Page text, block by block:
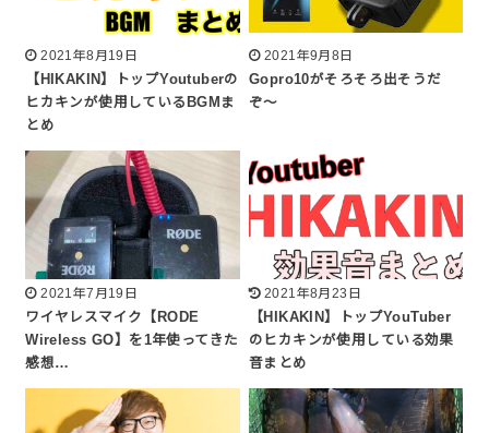
2021年8月19日
【HIKAKIN】トップYoutuberの
ヒカキンが使用しているBGMま
とめ
2021年9月8日
Gopro10がそろそろ出そうだ
ぞ〜
2021年7月19日
ワイヤレスマイク【RODE
Wireless GO】を1年使ってきた
感想…
2021年8月23日
【HIKAKIN】トップYouTuber
のヒカキンが使用している効果
音まとめ